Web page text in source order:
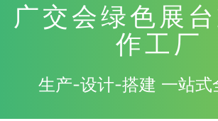
广交会绿色展
作工厂
生产-设计-搭建 一站式